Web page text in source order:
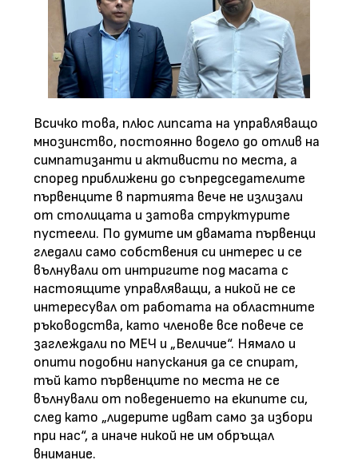
Всичко това, плюс липсата на управляващо
мнозинство, постоянно водело до отлив на
симпатизанти и активисти по места, а
според приближени до съпредседателите
първенците в партията вече не излизали
от столицата и затова структурите
пустеели. По думите им двамата първенци
гледали само собствения си интерес и се
вълнували от интригите под масата с
настоящите управляващи, а никой не се
интересувал от работата на областните
ръководства, като членове все повече се
заглеждали по МЕЧ и „Величие“. Нямало и
опити подобни напускания да се спират,
тъй като първенците по места не се
вълнували от поведението на екипите си,
след като „лидерите идват само за избори
при нас“, а иначе никой не им обръщал
внимание.